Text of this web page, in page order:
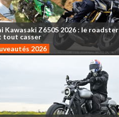
Kawasaki Z650S2026:le roadster
tout casser
2026